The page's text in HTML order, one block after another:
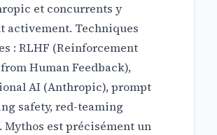
et concurrents y
activement. Techniques
: RLHF (Reinforcement
Human Feedback),
AI (Anthropic), prompt
safety, red-teaming
Mythos est précisément un